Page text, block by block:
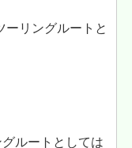
ーリングルートと
ルートとしては